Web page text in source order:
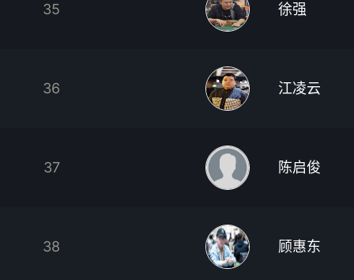
35 徐强
36 江凌云
37 陈启俊
38 顾惠东